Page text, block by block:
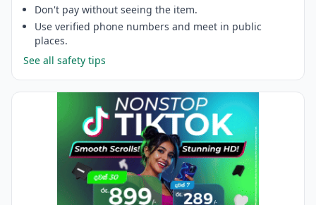
Don't pay without seeing the item.
Use verified phone numbers and meet in public
places.
See all safety tips